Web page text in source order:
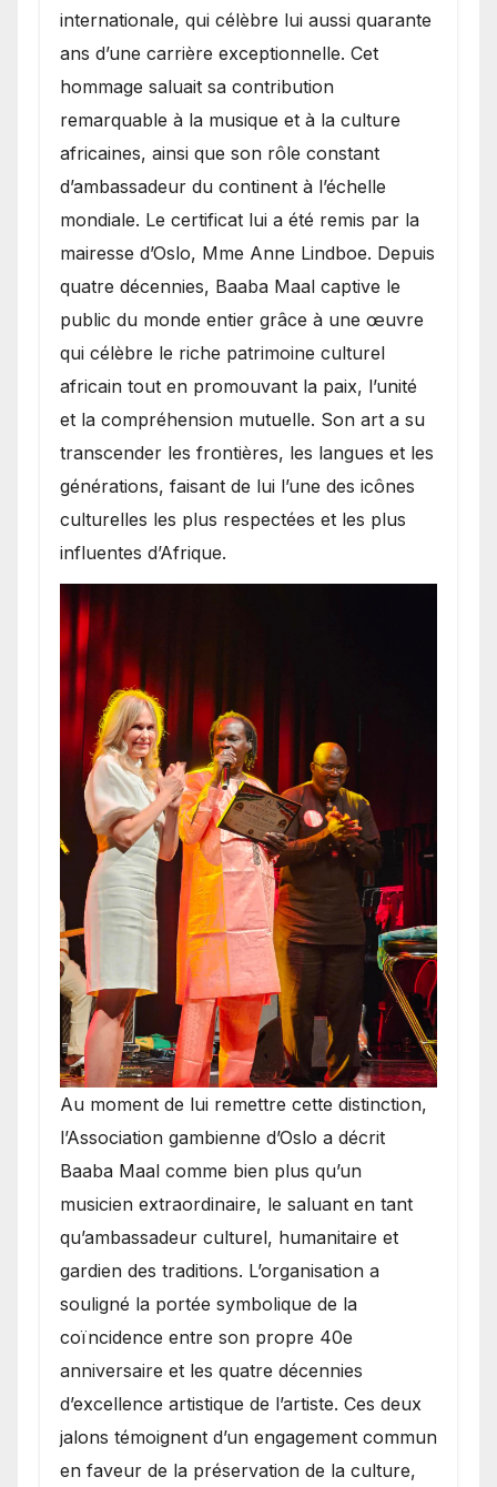
internationale, qui célèbre lui aussi quarante
ans d’une carrière exceptionnelle. Cet
hommage saluait sa contribution
remarquable à la musique et à la culture
africaines, ainsi que son rôle constant
d’ambassadeur du continent à l’échelle
mondiale. Le certificat lui a été remis par la
mairesse d’Oslo, Mme Anne Lindboe. Depuis
quatre décennies, Baaba Maal captive le
public du monde entier grâce à une œuvre
qui célèbre le riche patrimoine culturel
africain tout en promouvant la paix, l’unité
et la compréhension mutuelle. Son art a su
transcender les frontières, les langues et les
générations, faisant de lui l’une des icônes
culturelles les plus respectées et les plus
influentes d’Afrique.
​Au moment de lui remettre cette distinction,
l’Association gambienne d’Oslo a décrit
Baaba Maal comme bien plus qu’un
musicien extraordinaire, le saluant en tant
qu’ambassadeur culturel, humanitaire et
gardien des traditions. L’organisation a
souligné la portée symbolique de la
coïncidence entre son propre 40e
anniversaire et les quatre décennies
d’excellence artistique de l’artiste. Ces deux
jalons témoignent d’un engagement commun
en faveur de la préservation de la culture,